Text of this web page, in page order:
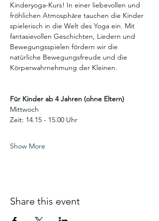
Kinderyoga-Kurs! In einer liebevollen und
fröhlichen Atmosphäre tauchen die Kinder
spielerisch in die Welt des Yoga ein. Mit
fantasievollen Geschichten, Liedern und
Bewegungsspielen fördern wir die
natürliche Bewegungsfreude und die
Körperwahrnehmung der Kleinen.
Für Kinder ab 4 Jahren (ohne Eltern)
Mittwoch
Zeit: 14.15 - 15.00 Uhr
Show More
Share this event